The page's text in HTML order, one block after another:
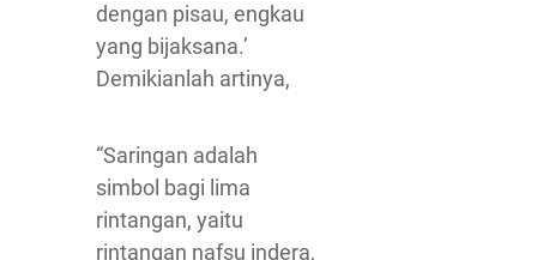
dengan pisau, engkau
yang bijaksana.’
Demikianlah artinya,
“Saringan adalah
simbol bagi lima
rintangan, yaitu
rintangan nafsu indera,